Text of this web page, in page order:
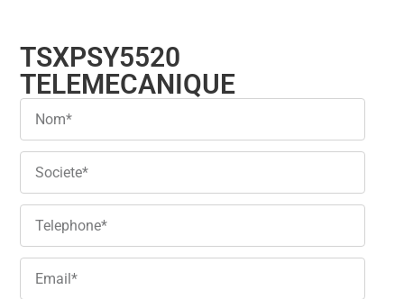
TSXPSY5520
TELEMECANIQUE